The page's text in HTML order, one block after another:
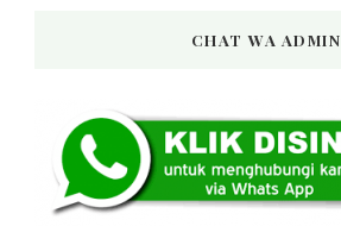
CHAT WA ADMIN